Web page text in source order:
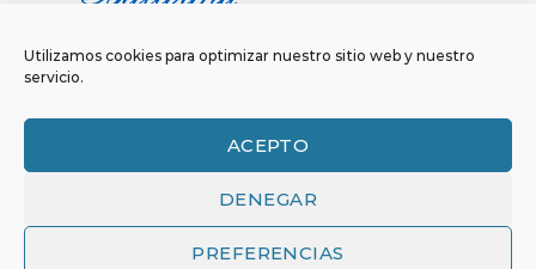
Utilizamos cookies para optimizar nuestro sitio web y nuestro
servicio.
ACEPTO
DENEGAR
PREFERENCIAS
Política de privacidad
intelectual e industrial de este sitio web, y es también titular o tiene la